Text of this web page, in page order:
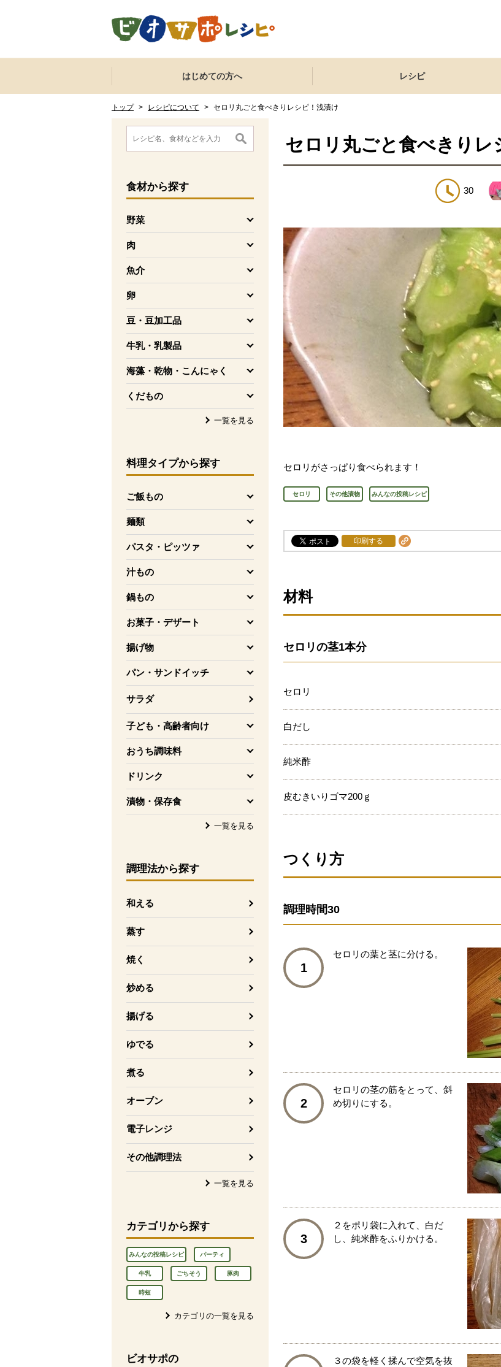
ここからサイト内共通メニューです。
サイト内共通メニューをスキップする
はじめての方へ レシピ
トップ > レシピについて > セロリ丸ごと食べきりレシピ！浅漬け
ここから消費材検索メニューです。
食材から探す
野菜
を開く
肉
を開く
魚介
を開く
卵
を開く
豆・豆加工品
を開く
牛乳・乳製品
を開く
海藻・乾物・こんにゃく
を開く
くだもの
を開く
一覧を見る
料理タイプから探す
ご飯もの
を開く
麺類
を開く
パスタ・ピッツァ
を開く
汁もの
を開く
鍋もの
を開く
お菓子・デザート
を開く
揚げ物
を開く
パン・サンドイッチ
を開く
サラダ
子ども・高齢者向け
を開く
おうち調味料
を開く
ドリンク
を開く
漬物・保存食
を開く
一覧を見る
調理法から探す
和える
蒸す
焼く
炒める
揚げる
ゆでる
煮る
オーブン
電子レンジ
その他調理法
一覧を見る
カテゴリから探す
みんなの投稿レシピ パーティ
牛乳 ごちそう 豚肉
時短
カテゴリの一覧を見る
消費材検索メニューここまで。
ここから本文です。
ビオサポの
セロリ丸ごと食べきりレ
30
セロリがさっぱり食べられます！
セロリ その他漬物 みんなの投稿レシピ
印刷する
材料
セロリの茎1本分
セロリ
白だし
純米酢
皮むきいりゴマ200ｇ
つくり方
調理時間30
1
セロリの葉と茎に分ける。
2
セロリの茎の筋をとって、斜
め切りにする。
3
２をポリ袋に入れて、白だ
し、純米酢をふりかける。
３の袋を軽く揉んで空気を抜